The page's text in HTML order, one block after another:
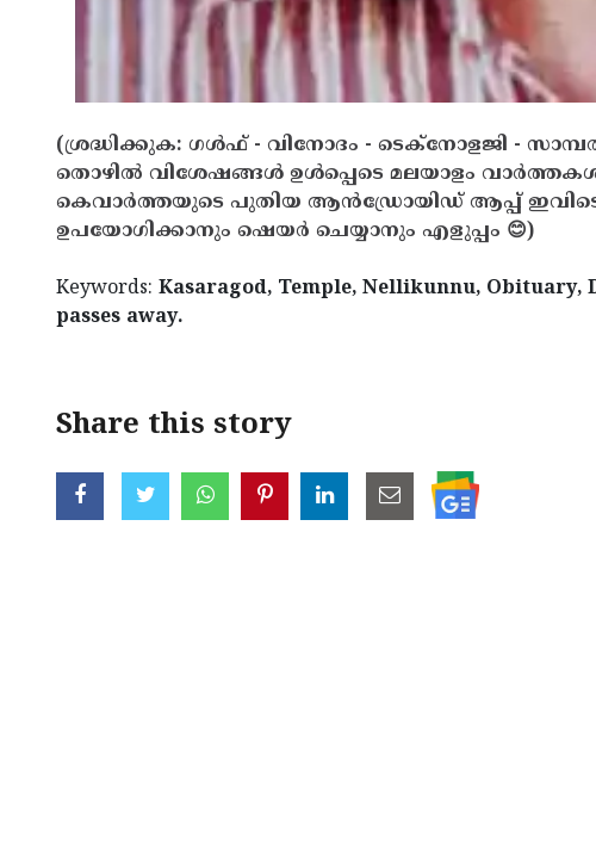
(ശ്രദ്ധിക്കുക: ഗൾഫ് - വിനോദം - ടെക്നോളജി -
തൊഴിൽ വിശേഷങ്ങൾ ഉൾപ്പെടെ മലയാളം
കെവാർത്തയുടെ പുതിയ ആൻഡ്രോയിഡ് ആപ്പ്
ഉപയോഗിക്കാനും ഷെയർ ചെയ്യാനും എളുപ്പം 😊)
Keywords: Kasaragod, Temple, Nellikunnu, Obituary,
passes away.
Share this story